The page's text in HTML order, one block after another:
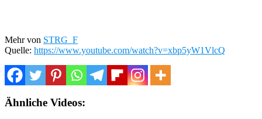
Mehr von STRG_F
Quelle: https://www.youtube.com/watch?v=xbp5yW1VlcQ
Ähnliche Videos: